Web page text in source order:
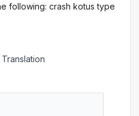
following: crash kotus type
Translation